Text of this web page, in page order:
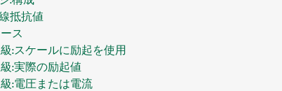
抵抗値
ス
:スケールに励起を使用
:実際の励起値
:電圧または電流